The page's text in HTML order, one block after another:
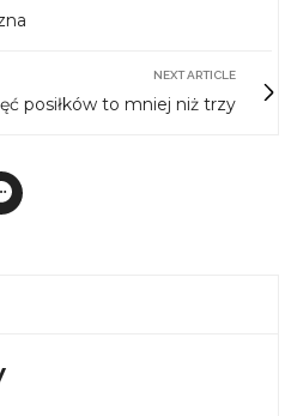
NEXT ARTICLE
posiłków to mniej niż trzy